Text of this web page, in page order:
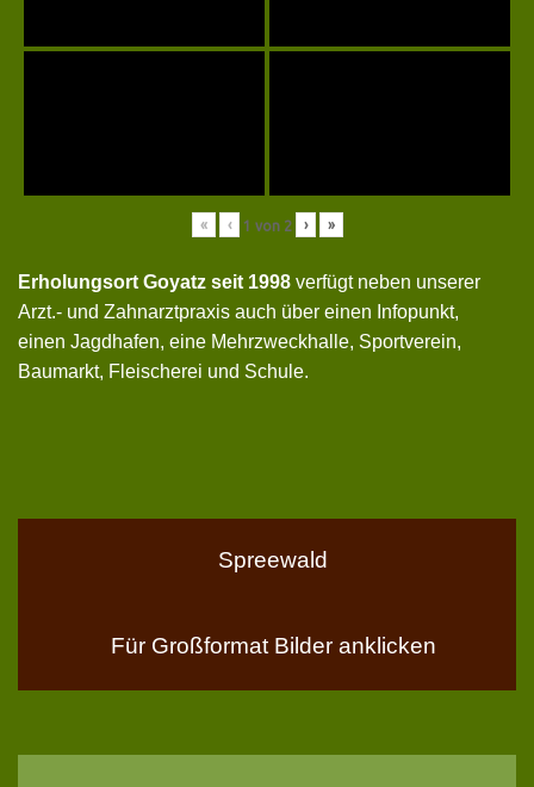
« ‹ 1 von 2 › »
Erholungsort Goyatz seit 1998 verfügt neben unserer
Arzt.- und Zahnarztpraxis auch über einen Infopunkt,
einen Jagdhafen, eine Mehrzweckhalle, Sportverein,
Baumarkt, Fleischerei und Schule.
Spreewald
Für Großformat Bilder anklicken